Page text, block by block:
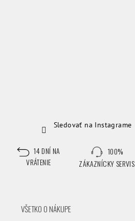
Sledovať na Instagrame
14 DNÍ NA
VRÁTENIE
100%
ZÁKAZNÍCKY SERVIS
VŠETKO O NÁKUPE